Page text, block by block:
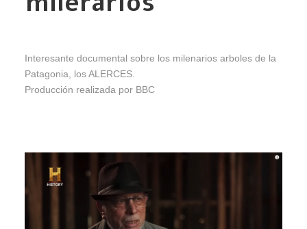
Interesante documental sobre los milenarios arboles de la
Patagonia, los ALERCES.
Producción realizada por BBC